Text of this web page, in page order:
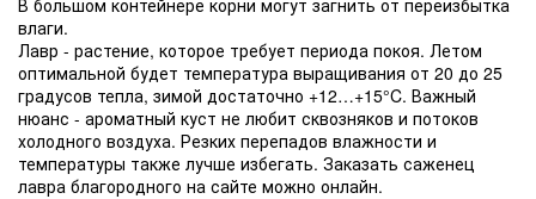
влаги.
Лавр - растение, которое требует периода покоя. Летом
оптимальной будет температура выращивания от 20 до 25
градусов тепла, зимой достаточно +12…+15°C. Важный
нюанс - ароматный куст не любит сквозняков и потоков
холодного воздуха. Резких перепадов влажности и
температуры также лучше избегать. Заказать саженец
лавра благородного на сайте можно онлайн.